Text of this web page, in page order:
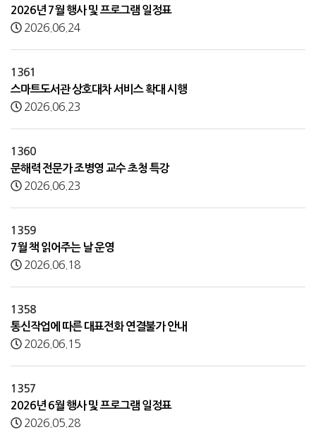
2026년 7월 행사 및 프로그램 일정표
2026.06.24
1361
스마트도서관 상호대차 서비스 확대 시행
2026.06.23
1360
문해력 전문가 조병영 교수 초청 특강
2026.06.23
1359
7월 책 읽어주는 날 운영
2026.06.18
1358
통신작업에 따른 대표전화 연결불가 안내
2026.06.15
1357
2026년 6월 행사 및 프로그램 일정표
2026.05.28